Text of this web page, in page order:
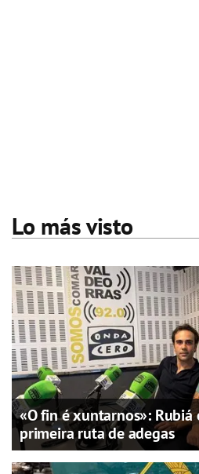
Lo más visto
«O fin é xuntarnos»: Rubiá
primeira ruta de adegas